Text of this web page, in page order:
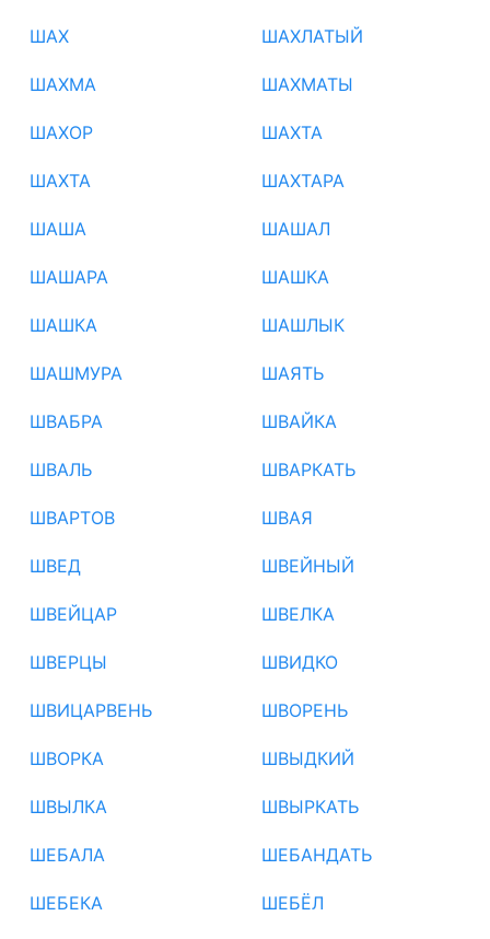
ШАХ ШАХЛАТЫЙ
ШАХМА ШАХМАТЫ
ШАХОР ШАХТА
ШАХТА ШАХТАРА
ШАША ШАШАЛ
ШАШАРА ШАШКА
ШАШКА ШАШЛЫК
ШАШМУРА ШАЯТЬ
ШВАБРА ШВАЙКА
ШВАЛЬ ШВАРКАТЬ
ШВАРТОВ ШВАЯ
ШВЕД ШВЕЙНЫЙ
ШВЕЙЦАР ШВЕЛКА
ШВЕРЦЫ ШВИДКО
ШВИЦАРВЕНЬ ШВОРЕНЬ
ШВОРКА ШВЫДКИЙ
ШВЫЛКА ШВЫРКАТЬ
ШЕБАЛА ШЕБАНДАТЬ
ШЕБЕКА ШЕБЁЛ